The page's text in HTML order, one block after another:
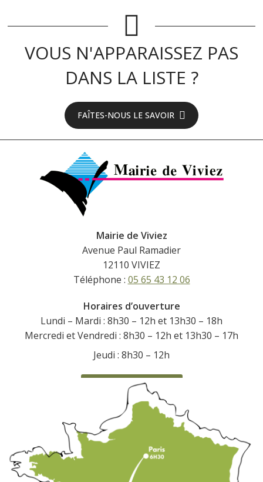
VOUS N'APPARAISSEZ PAS
DANS LA LISTE ?
FAÎTES-NOUS LE SAVOIR
Mairie de Viviez
Avenue Paul Ramadier
12110 VIVIEZ
Téléphone : 05 65 43 12 06
Horaires d’ouverture
Lundi – Mardi : 8h30 – 12h et 13h30 – 18h
Mercredi et Vendredi : 8h30 – 12h et 13h30 – 17h
Jeudi : 8h30 – 12h
CONTACTEZ-NOUS